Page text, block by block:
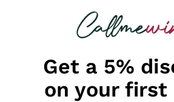
looking for
Get a 5%
on your first